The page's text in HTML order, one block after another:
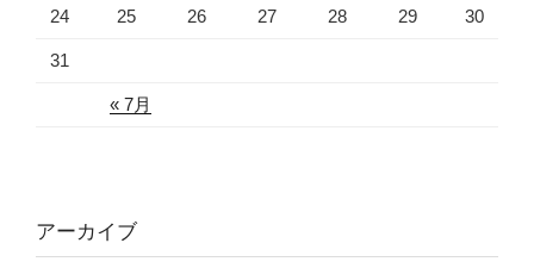
« 7月
24 25 26 27 28 29 30
31
アーカイブ